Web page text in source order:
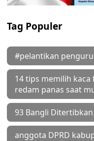
Tag Populer
#pelantikan
14 tips memilih
redam panas saat
93 Bangli Ditertibkan
anggota DPRD